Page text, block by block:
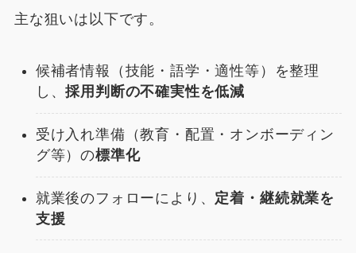
主な狙いは以下です。
候補者情報（技能・語学・適性等）を整理
し、採用判断の不確実性を低減
受け入れ準備（教育・配置・オンボーディン
グ等）の標準化
就業後のフォローにより、 定着・継続就業を
支援